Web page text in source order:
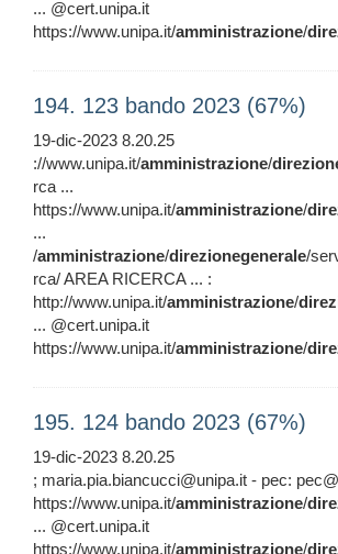
... @cert.unipa.it
https://www.unipa.it/amministrazione/
194. 123 bando 2023 (67%)
19-dic-2023 8.20.25
://www.unipa.it/amministrazione/
rca ...
https://www.unipa.it/amministrazione/
...
/amministrazione/direzionegenerale/
rca/ AREA RICERCA ... :
http://www.unipa.it/amministrazione/
... @cert.unipa.it
https://www.unipa.it/amministrazione/
195. 124 bando 2023 (67%)
19-dic-2023 8.20.25
; maria.pia.biancucci@unipa.it - pec:
https://www.unipa.it/amministrazione/
... @cert.unipa.it
https://www.unipa.it/amministrazione/